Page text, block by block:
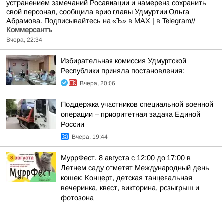
устранением замечаний Росавиации и намерена сохранить
свой персонал, сообщила врио главы Удмуртии Ольга
Абрамова. Подписывайтесь на «Ъ» в MAX | в Telegram//
Коммерсантъ
Вчера, 22:34
Избирательная комиссия Удмуртской
Республики приняла постановления:
Вчера, 20:06
Поддержка участников специальной военной
операции – приоритетная задача Единой
России
Вчера, 19:44
МуррФест. 8 августа с 12:00 до 17:00 в
Летнем саду отметят Международный день
кошек: Концерт, детская танцевальная
вечеринка, квест, викторина, розыгрыш и
фотозона